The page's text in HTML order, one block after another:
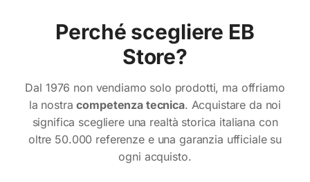
Perché scegliere EB
Store?
Dal 1976 non vendiamo solo prodotti, ma offriamo
la nostracompetenza tecnica. Acquistare da noi
significa scegliere una realtà storica italiana con
oltre 50.000 referenze e una garanzia ufficiale su
ogni acquisto.